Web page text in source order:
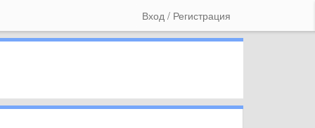
Вход / Регистрация